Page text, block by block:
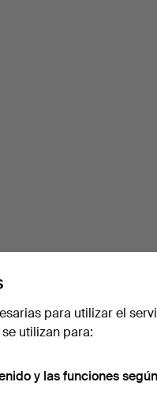
para utilizar el
utilizan para:
y las funciones